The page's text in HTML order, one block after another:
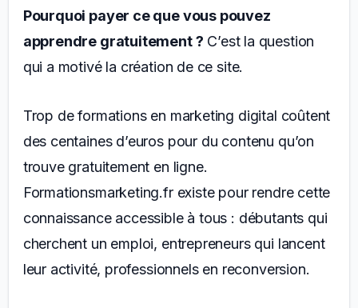
Pourquoi payer ce que vous pouvez
apprendre gratuitement ? C’est la question
qui a motivé la création de ce site.
Trop de formations en marketing digital coûtent
des centaines d’euros pour du contenu qu’on
trouve gratuitement en ligne.
Formationsmarketing.fr existe pour rendre cette
connaissance accessible à tous : débutants qui
cherchent un emploi, entrepreneurs qui lancent
leur activité, professionnels en reconversion.